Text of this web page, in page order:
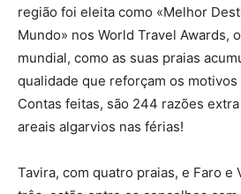
região foi eleita como «Melhor
Mundo» nos World Travel Awards,
mundial, como as suas praias
qualidade que reforçam os motivos
Contas feitas, são 244 razões
areais algarvios nas férias!
Tavira, com quatro praias, e Faro e